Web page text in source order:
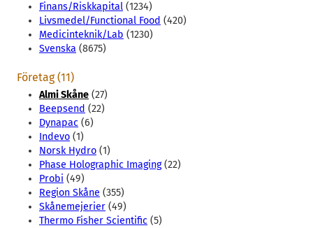
Finans/Riskkapital (1234)
Livsmedel/Functional Food (420)
Medicinteknik/Lab (1230)
Svenska (8675)
Företag (11)
Almi Skåne (27)
Beepsend (22)
Dynapac (6)
Indevo (1)
Norsk Hydro (1)
Phase Holographic Imaging(22)
Probi (49)
Region Skåne (355)
Skånemejerier (49)
Thermo Fisher Scientific (5)